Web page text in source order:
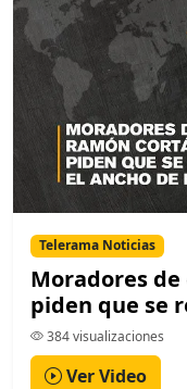
Telerama Noticias
Moradores
piden que se
384 visualizaciones
Ver Video